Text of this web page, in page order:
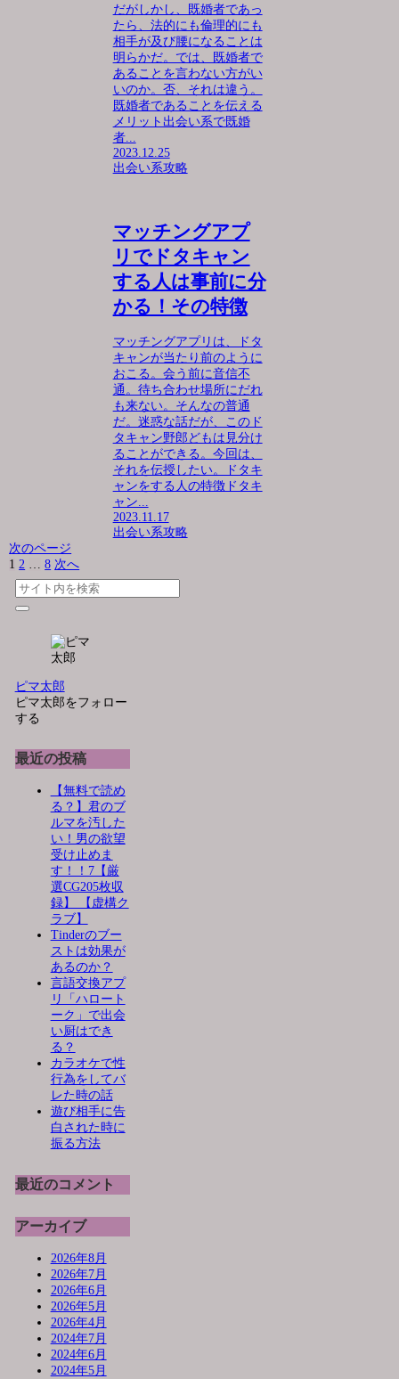
だがしかし、既婚者であっ
たら、法的にも倫理的にも
相手が及び腰になることは
明らかだ。では、既婚者で
あることを言わない方がい
いのか。否、それは違う。
既婚者であることを伝える
メリット出会い系で既婚
者...
2023.12.25
出会い系攻略
マッチングアプ
リでドタキャン
する人は事前に分
かる！その特徴
マッチングアプリは、ドタ
キャンが当たり前のように
おこる。会う前に音信不
通。待ち合わせ場所にだれ
も来ない。そんなの普通
だ。迷惑な話だが、このド
タキャン野郎どもは見分け
ることができる。今回は、
それを伝授したい。ドタキ
ャンをする人の特徴ドタキ
ャン...
2023.11.17
出会い系攻略
次のページ
1 2 … 8 次へ
ピマ太郎
ピマ太郎をフォロー
する
最近の投稿
【無料で読め
る？】君のブ
ルマを汚した
い！男の欲望
受け止めま
す！！7【厳
選CG205枚収
録】 【虚構ク
ラブ】
Tinderのブー
ストは効果が
あるのか？
言語交換アプ
リ「ハロート
ーク」で出会
い厨はでき
る？
カラオケで性
行為をしてバ
レた時の話
遊び相手に告
白された時に
振る方法
最近のコメント
アーカイブ
2026年8月
2026年7月
2026年6月
2026年5月
2026年4月
2024年7月
2024年6月
2024年5月